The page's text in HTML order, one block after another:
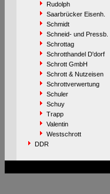
Rudolph
Saarbrücker Eisenh.
Schmidt
Schneid- und Pressb.
Schrottag
Schrotthandel D'dorf
Schrott GmbH
Schrott & Nutzeisen
Schrottverwertung
Schuler
Schuy
Trapp
Valentin
Westschrott
DDR